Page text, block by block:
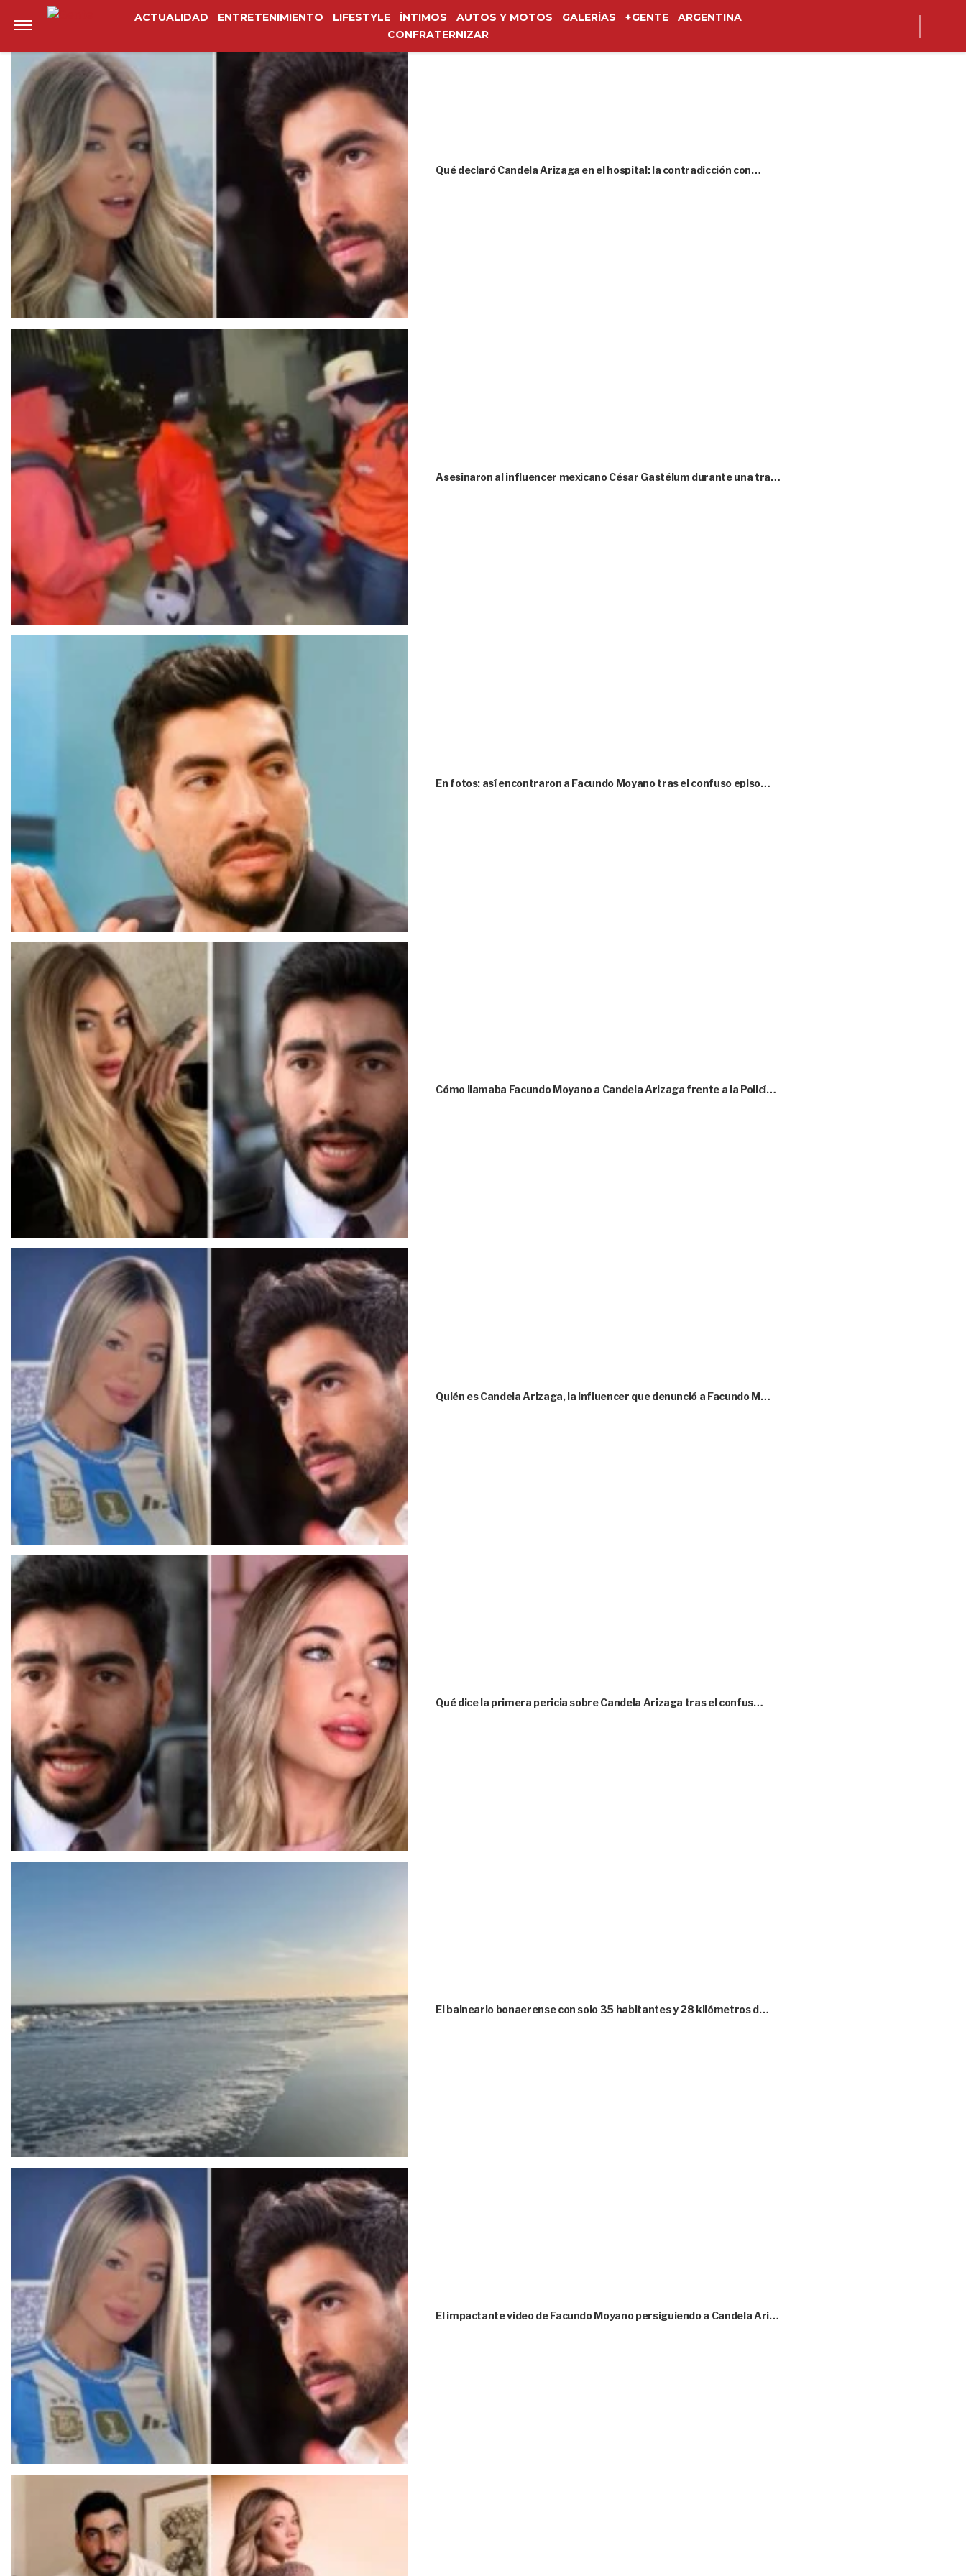
ACTUALIDAD ENTRETENIMIENTO LIFESTYLE ÍNTIMOS AUTOS Y MOTOS GALERÍAS +GENTE
ARGENTINA
CONFRATERNIZAR
Anterior
Qué declaró Candela Arizaga en el hospital: la contradicción con…
Asesinaron al influencer mexicano César Gastélum durante una tra…
En fotos: así encontraron a Facundo Moyano tras el confuso episo…
Cómo llamaba Facundo Moyano a Candela Arizaga frente a la Policí…
Quién es Candela Arizaga, la influencer que denunció a Facundo M…
Qué dice la primera pericia sobre Candela Arizaga tras el confus…
El balneario bonaerense con solo 35 habitantes y 28 kilómetros d…
El impactante video de Facundo Moyano persiguiendo a Candela Ari…
Siguiente